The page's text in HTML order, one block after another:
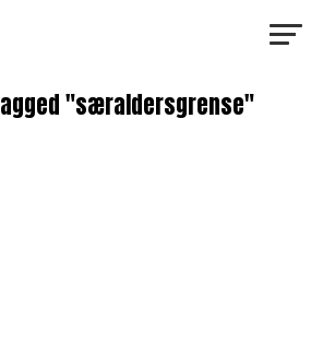
"særaldersgrense"